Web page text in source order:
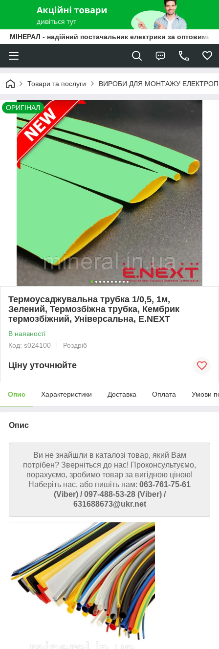
МІНЕРАЛ - надійний постачальник електрики за оптовими
Товари та послуги ВИРОБИ ДЛЯ МОНТАЖУ
ОРИГІНАЛ
Термоусаджувальна трубка 1/0,5, 1м,
Зелений, Термозбіжна трубка, Кембрик
термозбіжний, Універсальна, E.NEXT
В наявності
Код: s024100
Роздріб
Ціну уточнюйте
Опис Характеристики Доставка Оплата Умови
Опис
Ви не знайшли в каталозі товар, який Вам
потрібен? Зверніться до нас! Проконсультуємо,
порахуємо, зробимо товар за вигідною ціною!
Наберіть нас, або пишіть нам: 063-761-75-61
(Viber) / 097-488-53-28 (Viber) /
631688673@ukr.net